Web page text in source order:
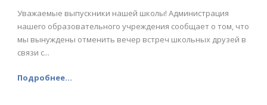
Уважаемые выпускники нашей школы! Администрация
нашего образовательного учреждения сообщает о том, что
мы вынуждены отменить вечер встреч школьных друзей в
связи с...
Подробнее...